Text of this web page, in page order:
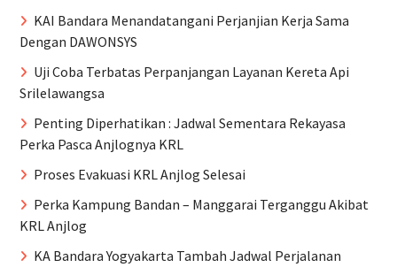
KAI Bandara Menandatangani Perjanjian Kerja Sama
Dengan DAWONSYS
Uji Coba Terbatas Perpanjangan Layanan Kereta Api
Srilelawangsa
Penting Diperhatikan : Jadwal Sementara Rekayasa
Perka Pasca Anjlognya KRL
Proses Evakuasi KRL Anjlog Selesai
Perka Kampung Bandan – Manggarai Terganggu Akibat
KRL Anjlog
KA Bandara Yogyakarta Tambah Jadwal Perjalanan